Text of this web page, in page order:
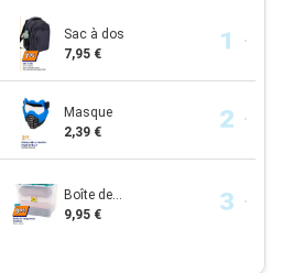
Sac à dos
7,95 €
Masque
2,39 €
Boîte de...
9,95 €